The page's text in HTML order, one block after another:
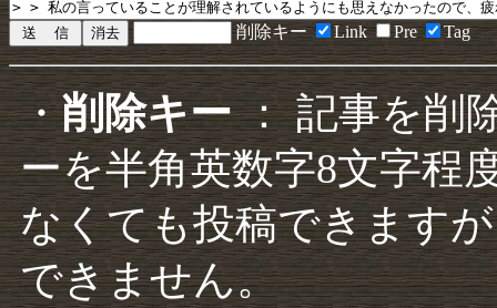
削除キー Link Pre Tag
・削除キー： 記事を削
ーを半角英数字8文字程
なくても投稿できます
できません。